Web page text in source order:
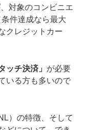
対象のコンビニエ
条件達成なら最大
クレジットカー
ッチ決済」 が必要
いる方も多いので
）の特徴、そして